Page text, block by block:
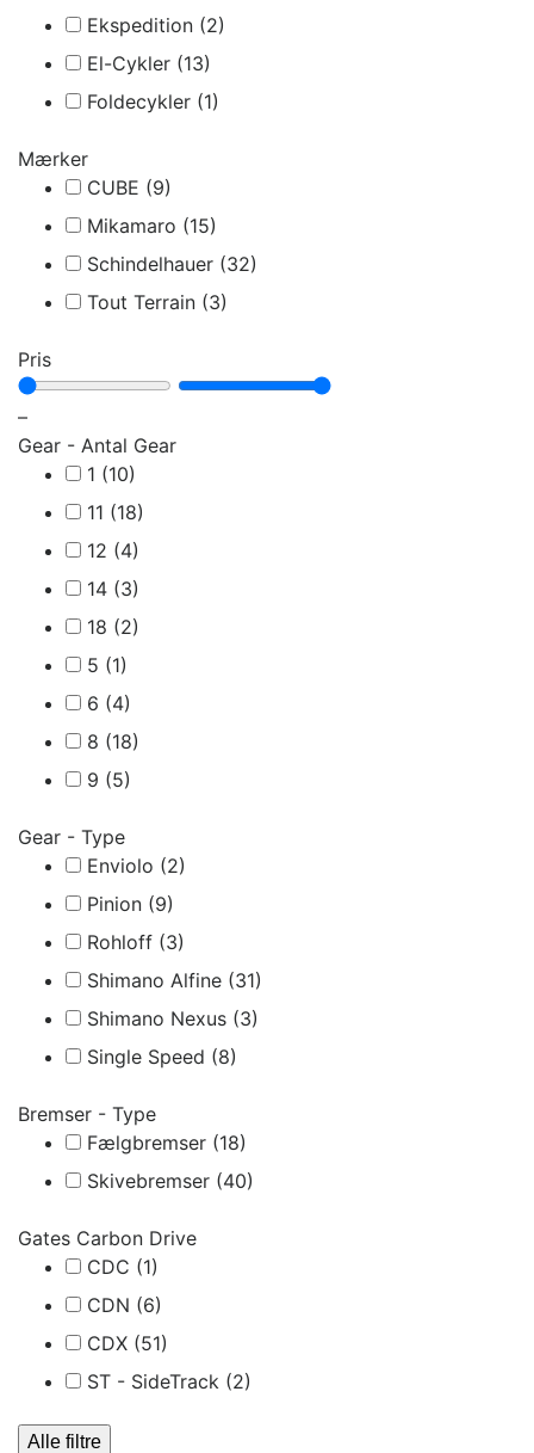
Ekspedition (2)
El-Cykler (13)
Foldecykler (1)
Mærker
CUBE (9)
Mikamaro (15)
Schindelhauer (32)
Tout Terrain (3)
Pris
–
Gear - Antal Gear
1 (10)
11 (18)
12 (4)
14 (3)
18 (2)
5 (1)
6 (4)
8 (18)
9 (5)
Gear - Type
Enviolo (2)
Pinion (9)
Rohloff (3)
Shimano Alfine (31)
Shimano Nexus (3)
Single Speed (8)
Bremser - Type
Fælgbremser (18)
Skivebremser (40)
Gates Carbon Drive
CDC (1)
CDN (6)
CDX (51)
ST - SideTrack (2)
Alle filtre